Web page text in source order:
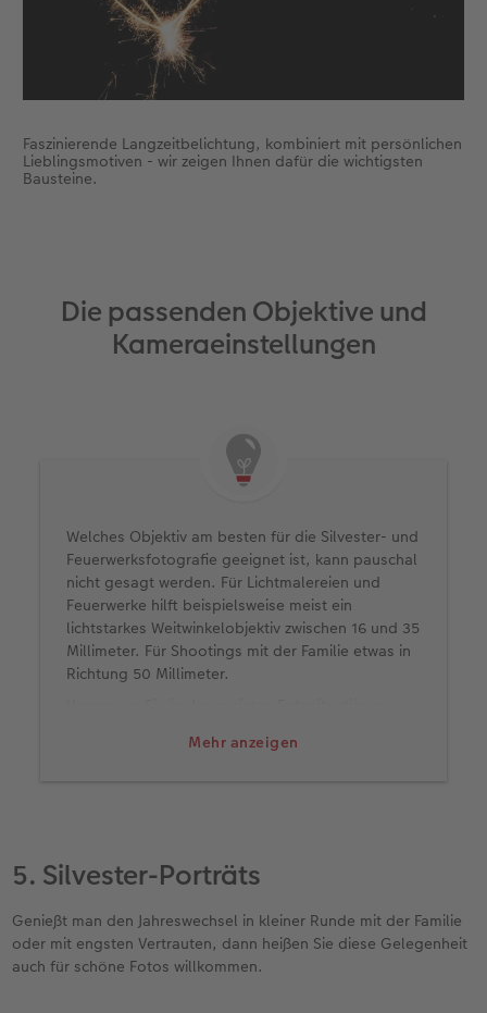
Faszinierende Langzeitbelichtung, kombiniert mit persönlichen
Lieblingsmotiven - wir zeigen Ihnen dafür die wichtigsten
Bausteine.
Die passenden Objektive und
Kameraeinstellungen
Mehr anzeigen
Welches Objektiv am besten für die Silvester- und
Feuerwerksfotografie geeignet ist, kann pauschal
nicht gesagt werden. Für Lichtmalereien und
Feuerwerke hilft beispielsweise meist ein
lichtstarkes Weitwinkelobjektiv zwischen 16 und 35
Millimeter. Für Shootings mit der Familie etwas in
Richtung 50 Millimeter.
geringe ISO-Zahl auszuwählen, etwa ISO 100.
Wenn Sie ein Smartphone nutzen, vertrauen Sie
oder die Zimmerbeleuchtung - den Blitz schalten
Sie aus. Die Serienbildfunktion ist außerdem eine
praktische Möglichkeit, um im Nachhinein auch
5. Silvester-Porträts
Genießt man den Jahreswechsel in kleiner Runde mit der Familie
oder mit engsten Vertrauten, dann heißen Sie diese Gelegenheit
auch für schöne Fotos willkommen.